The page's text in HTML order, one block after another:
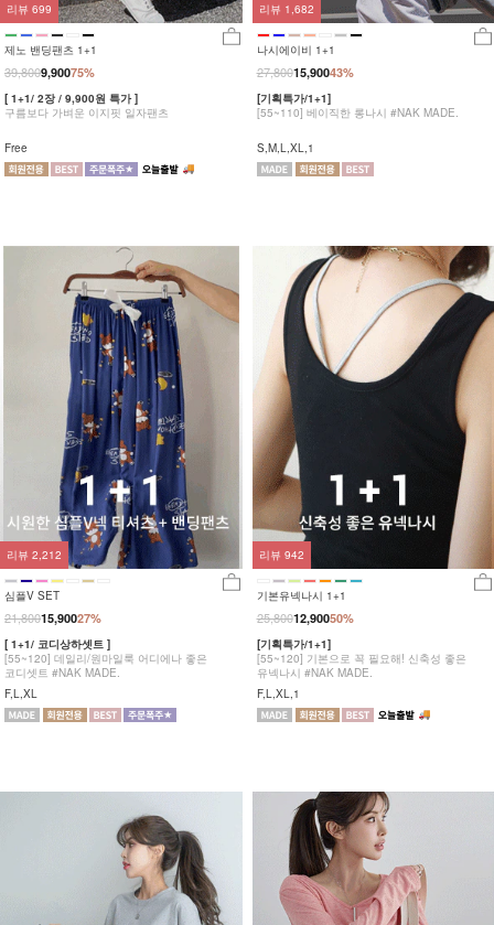
제노 밴딩팬츠 1+1
75%
39,8009,900
[ 1+1/ 2장 / 9,900원 특가 ]
구름보다 가벼운 이지핏 일자팬츠
Free
리뷰 699
나시에이비 1+1
43%
27,80015,900
[기획특가/1+1]
[55~110] 베이직한 롱나시 #NAK MADE.
S,M,L,XL,1
리뷰 1,682
심플V SET
27%
21,80015,900
[ 1+1/ 코디상하셋트 ]
[55~120] 데일리/원마일룩 어디에나 좋은
코디셋트 #NAK MADE.
F,L,XL
리뷰 2,212
기본유넥나시 1+1
50%
25,80012,900
[기획특가/1+1]
[55~120] 기본으로 꼭 필요해! 신축성 좋은
유넥나시 #NAK MADE.
F,L,XL,1
리뷰 942